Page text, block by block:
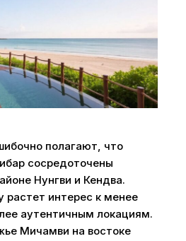
полагают, что
сосредоточены
Нунгви и Кендва.
растет интерес к менее
аутентичным локациям.
Мичамви на востоке